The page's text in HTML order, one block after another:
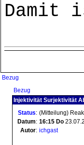
Bezug
Bezug
Injektivität Surjektivität
Status: (Mitteilung)
Datum: 16:15 Do
Autor: ichgast